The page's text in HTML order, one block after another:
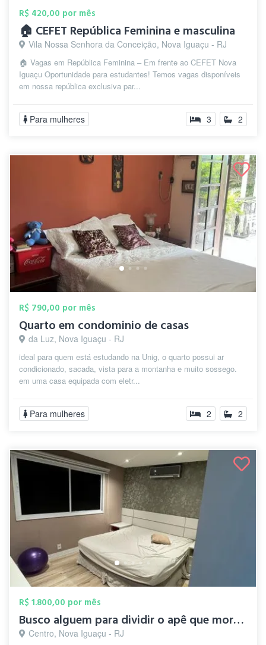
R$ 420,00 por mês
🏠 CEFET República Feminina e masculina
Vila Nossa Senhora da Conceição, Nova Iguaçu - RJ
🏠 Vagas em República Feminina – Em frente ao CEFET Nova
Iguaçu Oportunidade para estudantes! Temos vagas disponíveis
em nossa república exclusiva par...
Para mulheres 3 2
R$ 790,00 por mês
Quarto em condominio de casas
da Luz, Nova Iguaçu - RJ
ideal para quem está estudando na Unig, o quarto possui ar
condicionado, sacada, vista para a montanha e muito sossego.
em uma casa equipada com eletr...
Para mulheres 2 2
R$ 1.800,00 por mês
Busco alguem para dividir o apê que moro...
Centro, Nova Iguaçu - RJ